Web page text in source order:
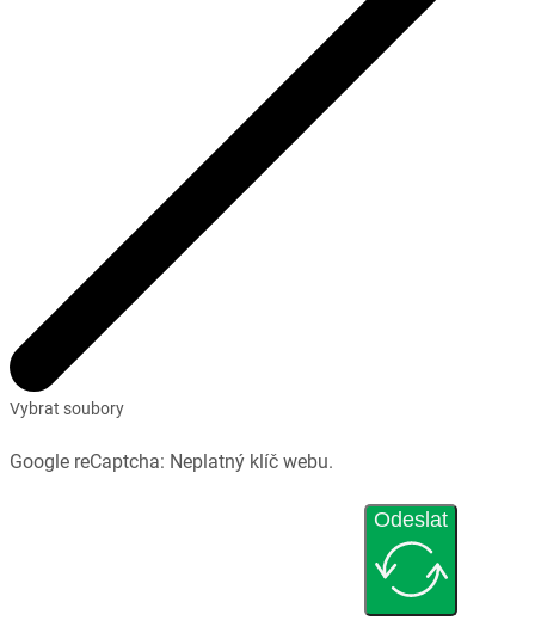
Vybrat soubory
Google reCaptcha: Neplatný klíč webu.
Odeslat